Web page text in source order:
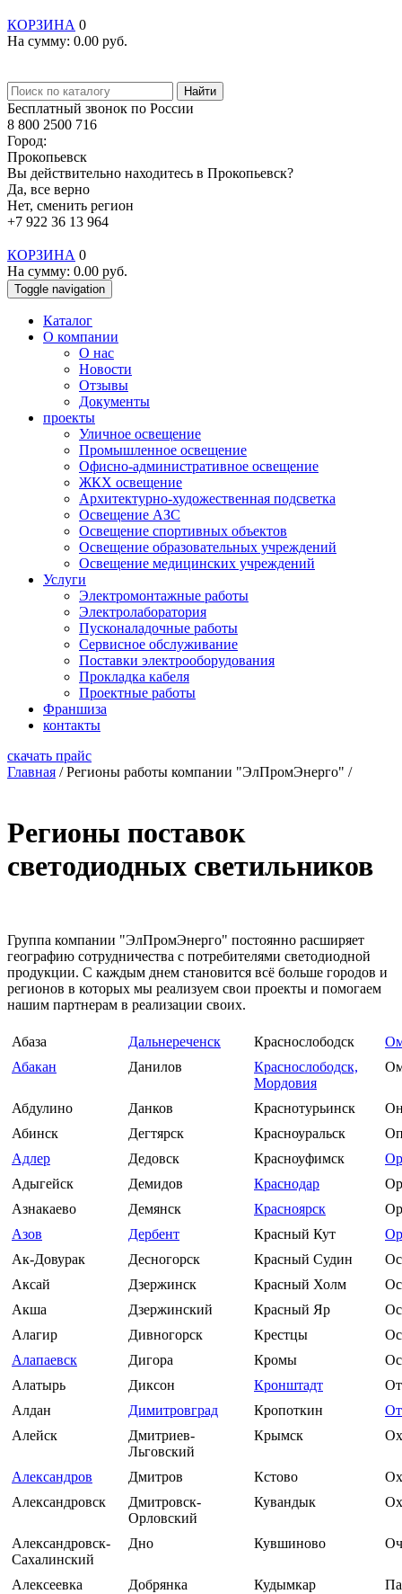
КОРЗИНА 0
На сумму: 0.00 руб.
Найти
Бесплатный звонок по России
8 800 2500 716
Город:
Прокопьевск
Вы действительно находитесь в Прокопьевск?
Да, все верно
Нет, сменить регион
+7 922 36 13 964
КОРЗИНА 0
На сумму: 0.00 руб.
Toggle navigation
Каталог
О компании
О нас
Новости
Отзывы
Документы
проекты
Уличное освещение
Промышленное освещение
Офисно-административное освещение
ЖКХ освещение
Архитектурно-художественная подсветка
Освещение АЗС
Освещение спортивных объектов
Освещение образовательных учреждений
Освещение медицинских учреждений
Услуги
Электромонтажные работы
Электролаборатория
Пусконаладочные работы
Сервисное обслуживание
Поставки электрооборудования
Прокладка кабеля
Проектные работы
Франшиза
контакты
скачать прайс
Главная / Регионы работы компании "ЭлПромЭнерго" /
Регионы поставок
светодиодных светильников
Группа компании "ЭлПромЭнерго" постоянно расширяет
географию сотрудничества с потребителями светодиодной
продукции. С каждым днем становится всё больше городов и
регионов в которых мы реализуем свои проекты и помогаем
нашим партнерам в реализации своих.
Абаза Дальнереченск Краснослободск
Абакан
Данилов
Краснослободск,
Мордовия
Абдулино Данков Краснотурьинск
Абинск
Дегтярск Красноуральск
Адлер
Дедовск Красноуфимск
Адыгейск
Демидов Краснодар
Азнакаево
Демянск Красноярск
Азов
Дербент Красный Кут
Ак-Довурак
Десногорск Красный Судин
Аксай
Дзержинск Красный Холм
Акша
Дзержинский Красный Яр
Алагир
Дивногорск Крестцы
Алапаевск
Дигора Кромы
Алатырь
Диксон Кронштадт
Алдан
Димитровград Кропоткин
Алейск
Дмитриев-
Льговский
Крымск
Александров Дмитров Кстово
Александровск
Дмитровск-
Орловский
Кувандык
Александровск-
Сахалинский
Дно Кувшиново
Алексеевка Добрянка Кудымкар